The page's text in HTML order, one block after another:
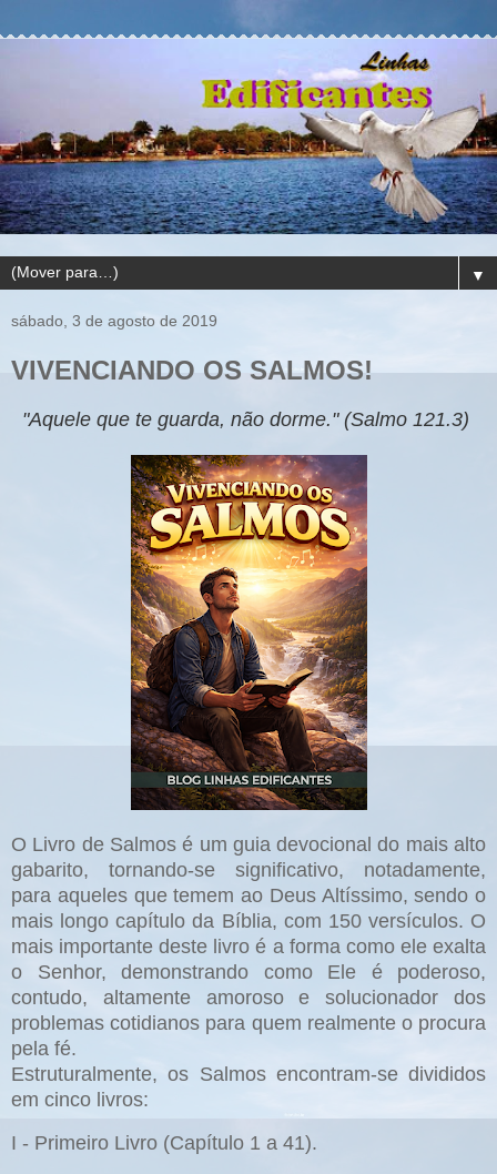
▼
sábado, 3 de agosto de 2019
VIVENCIANDO OS SALMOS!
"Aquele que te guarda, não dorme." (Salmo 121.3)
O Livro de Salmos é um guia devocional do mais alto
gabarito, tornando-se significativo, notadamente,
para aqueles que temem ao Deus Altíssimo, sendo o
mais longo capítulo da Bíblia, com 150 versículos. O
mais importante deste livro é a forma como ele exalta
o Senhor, demonstrando como Ele é poderoso,
contudo, altamente amoroso e solucionador dos
problemas cotidianos para quem realmente o procura
pela fé.
Estruturalmente, os Salmos encontram-se divididos
em cinco livros:
I - Primeiro Livro (Capítulo 1 a 41).